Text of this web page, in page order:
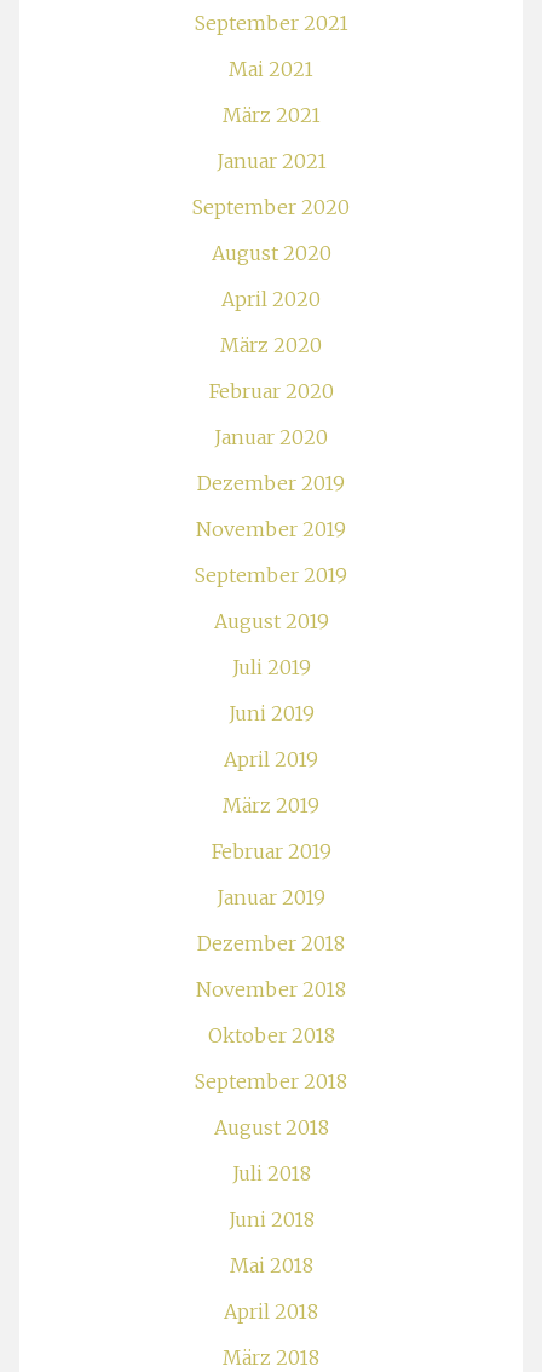
September 2021
Mai 2021
März 2021
Januar 2021
September 2020
August 2020
April 2020
März 2020
Februar 2020
Januar 2020
Dezember 2019
November 2019
September 2019
August 2019
Juli 2019
Juni 2019
April 2019
März 2019
Februar 2019
Januar 2019
Dezember 2018
November 2018
Oktober 2018
September 2018
August 2018
Juli 2018
Juni 2018
Mai 2018
April 2018
März 2018